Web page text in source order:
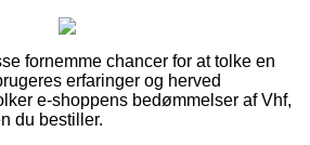
fornemme chancer for at tolke en
erfaringer og herved
e-shoppens bedømmelser af Vhf,
du bestiller.